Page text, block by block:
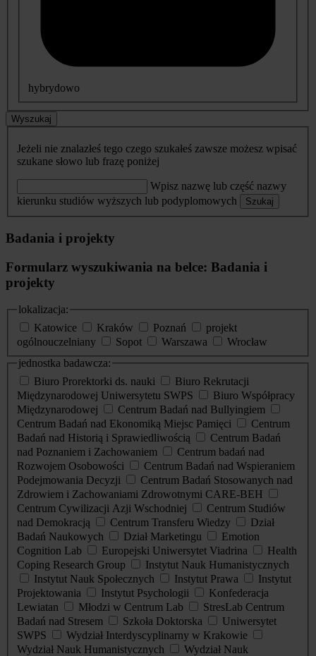
hybrydowo
Wyszukaj
Jeżeli nie znalazłeś tego czego szukałeś zawsze możesz wpisać
szukane słowo lub frazę poniżej
Wpisz nazwę lub część nazwy
kierunku studiów wyższych lub podyplomowych
Szukaj
Badania i projekty
Formularz wyszukiwania na belce: Badania i
projekty
lokalizacja:
Katowice
Kraków Poznań
projekt
ogólnouczelniany
Sopot Warszawa
Wrocław
jednostka badawcza:
Biuro Prorektorki ds. nauki
Biuro Rekrutacji
Międzynarodowej Uniwersytetu SWPS
Biuro Współpracy
Międzynarodowej
Centrum Badań nad Bullyingiem
Centrum Badań nad Ekonomiką Miejsc Pamięci
Centrum
Badań nad Historią i Sprawiedliwością
Centrum Badań
nad Poznaniem i Zachowaniem
Centrum badań nad
Rozwojem Osobowości
Centrum Badań nad Wspieraniem
Podejmowania Decyzji
Centrum Badań Stosowanych nad
Zdrowiem i Zachowaniami Zdrowotnymi CARE-BEH
Centrum Cywilizacji Azji Wschodniej
Centrum Studiów
nad Demokracją
Centrum Transferu Wiedzy
Dział
Badań Naukowych
Dział Marketingu
Emotion
Cognition Lab
Europejski Uniwersytet Viadrina
Health
Coping Research Group
Instytut Nauk Humanistycznych
Instytut Nauk Społecznych
Instytut Prawa
Instytut
Projektowania
Instytut Psychologii
Konfederacja
Lewiatan
Młodzi w Centrum Lab
StresLab Centrum
Badań nad Stresem
Szkoła Doktorska
Uniwersytet
SWPS
Wydział Interdyscyplinarny w Krakowie
Wydział Nauk Humanistycznych
Wydział Nauk